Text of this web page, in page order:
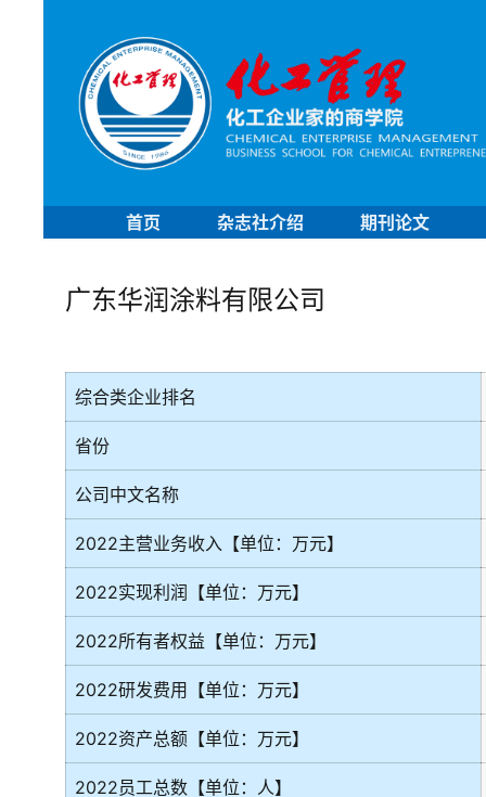
首页 杂志社介绍 期刊论文
广东华润涂料有限公司
综合类企业排名
省份
公司中文名称
2022主营业务收入【单位：万元】
2022实现利润【单位：万元】
2022所有者权益【单位：万元】
2022研发费用【单位：万元】
2022资产总额【单位：万元】
2022员工总数【单位：人】